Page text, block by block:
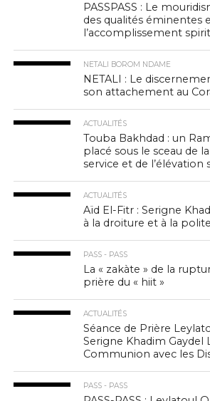
PASSPASS : Le
des qualités éminentes
l’accomplissement
NETALI BOROM NDAME
NETALI : Le
son attachement au
ACTUALITÉS
Touba Bakhdad : un
placé sous le sceau de
service et de l’élévation
ACTUALITÉS
Aïd El-Fitr : Serigne
à la droiture et à la
PASS - PASS
La « zakàte » de la
prière du « hiit »
ACTUALITÉS
Séance de Prière
Serigne Khadim Gaydel
Communion avec les
PASS - PASS